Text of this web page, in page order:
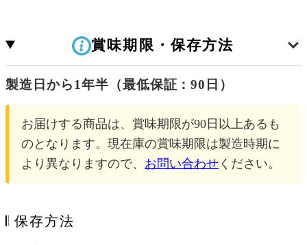
賞味期限・保存方法
製造日から1年半（最低保証：90日）
お届けする商品は、賞味期限が90日以上あるも
のとなります。現在庫の賞味期限は製造時期に
より異なりますので、 お問い合わせ ください。
𝄃 保存方法